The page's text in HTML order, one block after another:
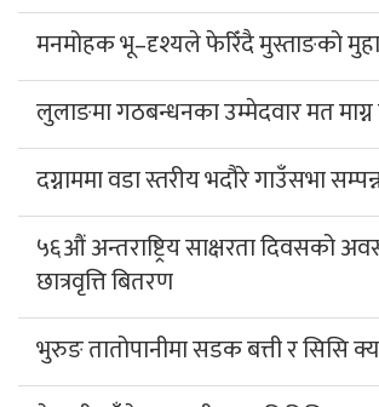
मनमोहक भू–दृश्यले फेरिँदै मुस्ताङको
लुलाङमा गठबन्धनका उम्मेदवार मत
दग्नाममा वडा स्तरीय भदौरे गाउँसभा
५६औं अन्तराष्ट्रिय साक्षरता दिवसको
छात्रवृत्ति बितरण
भुरुङ तातोपानीमा सडक बत्ती र सिसि